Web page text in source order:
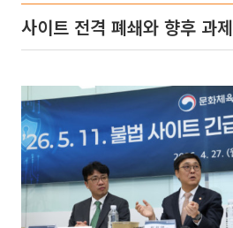
사이트 전격 폐쇄와 향후 과제